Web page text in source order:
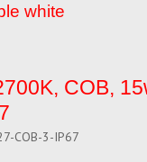
white
COB,
COB-3-IP67